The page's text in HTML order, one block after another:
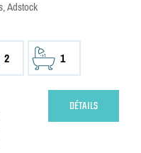
Adstock
2 1
DÉTAILS